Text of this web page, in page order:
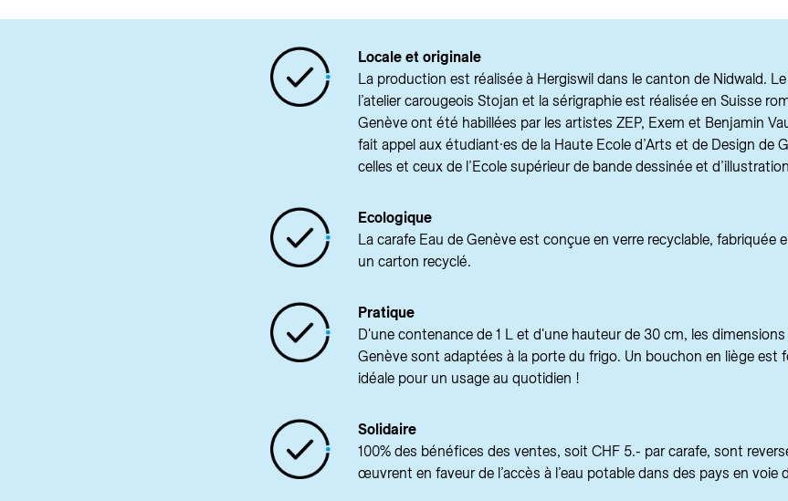
Locale et originale
La production est réalisée à Hergiswil dans le canton de Nidwald.
l’atelier carougeois Stojan et la sérigraphie est réalisée en Suisse
Genève ont été habillées par les artistes ZEP, Exem et Benjamin
fait appel aux étudiant·es de la Haute Ecole d’Arts et de Design de
celles et ceux de l’Ecole supérieur de bande dessinée et
Ecologique
La carafe Eau de Genève est conçue en verre recyclable, fabriquée
un carton recyclé.
Pratique
D'une contenance de 1 L et d'une hauteur de 30 cm, les dimensions
Genève sont adaptées à la porte du frigo. Un bouchon en liège est
idéale pour un usage au quotidien !
Solidaire
100% des bénéfices des ventes, soit CHF 5.- par carafe, sont
œuvrent en faveur de l’accès à l’eau potable dans des pays en voie